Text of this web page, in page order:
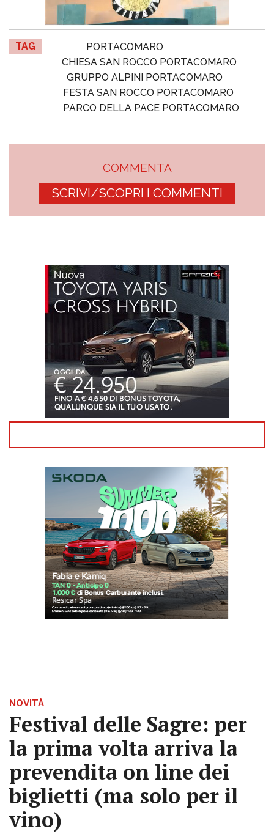
TAG
PORTACOMARO
CHIESA SAN ROCCO PORTACOMARO
GRUPPO ALPINI PORTACOMARO
FESTA SAN ROCCO PORTACOMARO
PARCO DELLA PACE PORTACOMARO
COMMENTA
SCRIVI/SCOPRI I COMMENTI
NOVITÀ
Festival delle Sagre: per
la prima volta arriva la
prevendita on line dei
biglietti (ma solo per il
vino)